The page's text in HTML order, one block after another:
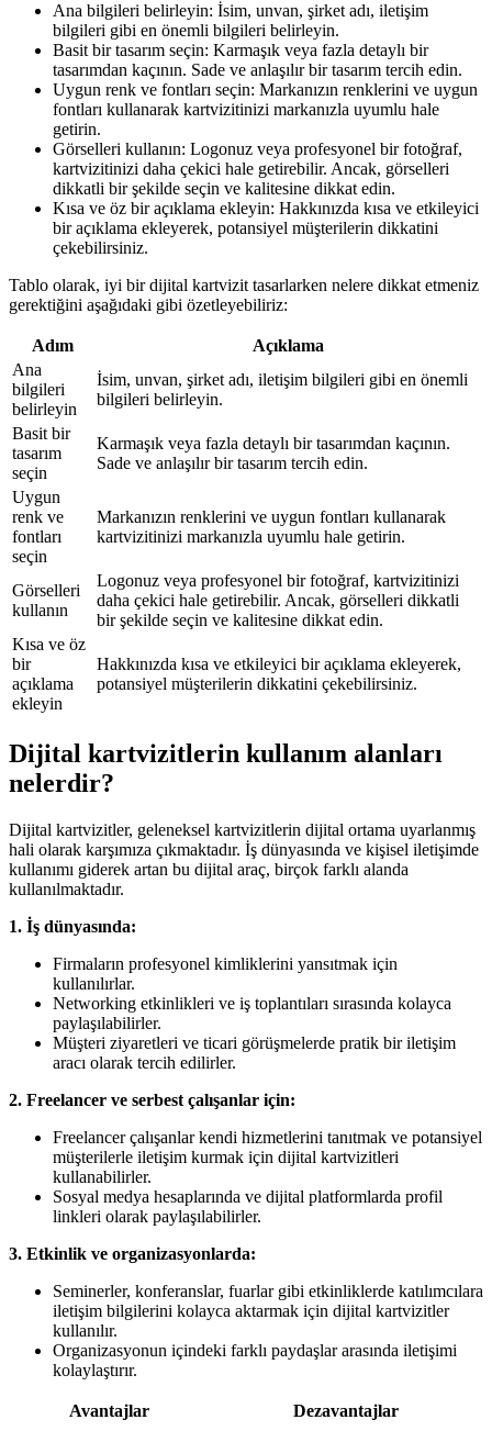
Ana bilgileri belirleyin: İsim, unvan, şirket adı, iletişim
bilgileri gibi en önemli bilgileri belirleyin.
Basit bir tasarım seçin: Karmaşık veya fazla detaylı bir
tasarımdan kaçının. Sade ve anlaşılır bir tasarım tercih edin.
Uygun renk ve fontları seçin: Markanızın renklerini ve uygun
fontları kullanarak kartvizitinizi markanızla uyumlu hale
getirin.
Görselleri kullanın: Logonuz veya profesyonel bir fotoğraf,
kartvizitinizi daha çekici hale getirebilir. Ancak, görselleri
dikkatli bir şekilde seçin ve kalitesine dikkat edin.
Kısa ve öz bir açıklama ekleyin: Hakkınızda kısa ve etkileyici
bir açıklama ekleyerek, potansiyel müşterilerin dikkatini
çekebilirsiniz.
Tablo olarak, iyi bir dijital kartvizit tasarlarken nelere dikkat etmeniz
gerektiğini aşağıdaki gibi özetleyebiliriz:
Adım
Açıklama
Ana
bilgileri
belirleyin
İsim, unvan, şirket adı, iletişim bilgileri gibi en önemli
bilgileri belirleyin.
Basit bir
tasarım
seçin
Karmaşık veya fazla detaylı bir tasarımdan kaçının.
Sade ve anlaşılır bir tasarım tercih edin.
Uygun
renk ve
fontları
seçin
Markanızın renklerini ve uygun fontları kullanarak
kartvizitinizi markanızla uyumlu hale getirin.
Görselleri
kullanın
Logonuz veya profesyonel bir fotoğraf, kartvizitinizi
daha çekici hale getirebilir. Ancak, görselleri dikkatli
bir şekilde seçin ve kalitesine dikkat edin.
Kısa ve öz
bir
açıklama
ekleyin
Hakkınızda kısa ve etkileyici bir açıklama ekleyerek,
potansiyel müşterilerin dikkatini çekebilirsiniz.
Dijital kartvizitlerin kullanım alanları
nelerdir?
Dijital kartvizitler, geleneksel kartvizitlerin dijital ortama uyarlanmış
hali olarak karşımıza çıkmaktadır. İş dünyasında ve kişisel iletişimde
kullanımı giderek artan bu dijital araç, birçok farklı alanda
kullanılmaktadır.
1. İş dünyasında:
Firmaların profesyonel kimliklerini yansıtmak için
kullanılırlar.
Networking etkinlikleri ve iş toplantıları sırasında kolayca
paylaşılabilirler.
Müşteri ziyaretleri ve ticari görüşmelerde pratik bir iletişim
aracı olarak tercih edilirler.
2. Freelancer ve serbest çalışanlar için:
Freelancer çalışanlar kendi hizmetlerini tanıtmak ve potansiyel
müşterilerle iletişim kurmak için dijital kartvizitleri
kullanabilirler.
Sosyal medya hesaplarında ve dijital platformlarda profil
linkleri olarak paylaşılabilirler.
3. Etkinlik ve organizasyonlarda:
Seminerler, konferanslar, fuarlar gibi etkinliklerde katılımcılara
iletişim bilgilerini kolayca aktarmak için dijital kartvizitler
kullanılır.
Organizasyonun içindeki farklı paydaşlar arasında iletişimi
kolaylaştırır.
Avantajlar Dezavantajlar